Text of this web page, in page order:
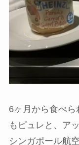
6ヶ月から食べ
もピュレと、ア
シンガポール航